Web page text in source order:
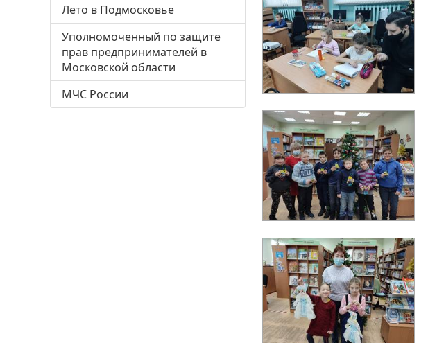
Лето в Подмосковье
Уполномоченный по защите
прав предпринимателей в
Московской области
МЧС России